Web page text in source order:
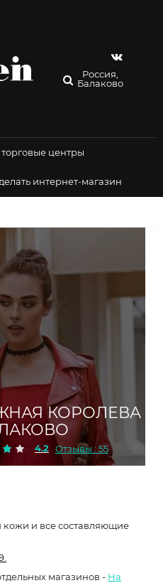
Россия,
Балаково
центры
интернет-магазин
КОРОЛЕВА
4.2 Отзывы : 55
и все составляющие
магазинов - На